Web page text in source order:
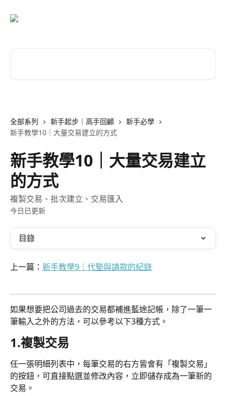
全部系列 新手起步｜高手回顧
新手必學
新手教學10｜大量交易建立的方式
新手教學10｜大量交易建立
的方式
複製交易、批次建立、交易匯入
今日已更新
目錄
上一篇： 新手教學9｜代墊與請款的紀錄
如果想要把公司過去的交易都補進藍途記帳，除了一筆一
筆輸入之外的方法，可以參考以下3種方式。
1.複製交易
任一張明細列表中，每筆交易的右方皆會有「複製交易」
的按鈕，可直接點選並修改內容，立即儲存成為一筆新的
交易。